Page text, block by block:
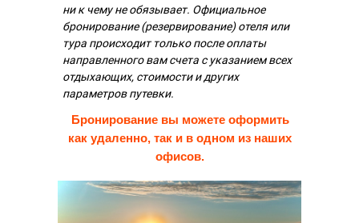
ни к чему не обязывает. Официальное
бронирование (резервирование) отеля или
тура происходит только после оплаты
направленного вам счета с указанием всех
отдыхающих, стоимости и других
параметров путевки.
Бронирование вы можете оформить
как удаленно, так и в одном из наших
офисов.